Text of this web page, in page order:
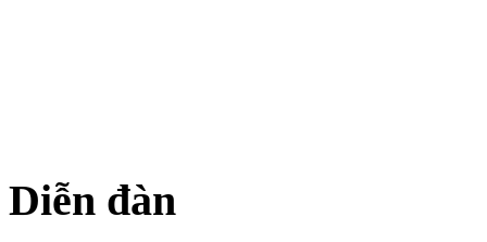
Diễn đàn